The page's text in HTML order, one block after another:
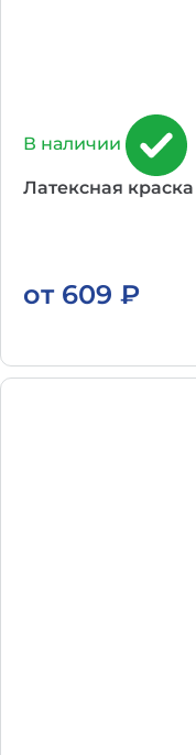
В наличии
Латексная
от 609 ₽